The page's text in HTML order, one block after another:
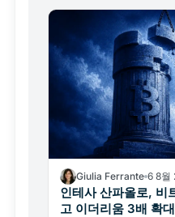
Giulia Ferrante 6 8월
인테사 산파올로, 비
고 이더리움 3배 확대